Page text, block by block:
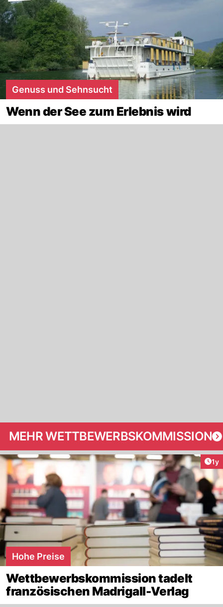
Genuss und Sehnsucht
Wenn der See zum Erlebnis wird
MEHR WETTBEWERBSKOMMISSION
1y
Hohe Preise
Wettbewerbskommission tadelt
französischen Madrigall-Verlag